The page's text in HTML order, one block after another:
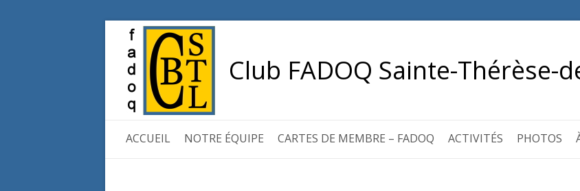
Club FADOQ Sainte-Thérèse-
ACCUEIL NOTRE ÉQUIPE CARTES DE MEMBRE – FADOQ ACTIVITÉS PHOTOS